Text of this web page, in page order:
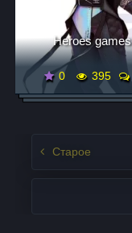
Heroes games
0 395
Старое